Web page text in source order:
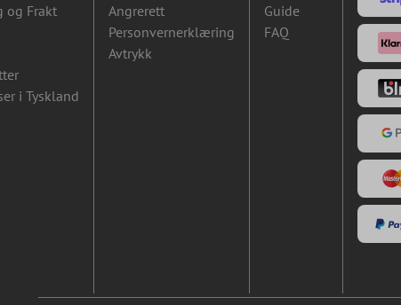
og Frakt
i Tyskland
Angrerett
Personvernerklæring
Avtrykk
Guide
FAQ